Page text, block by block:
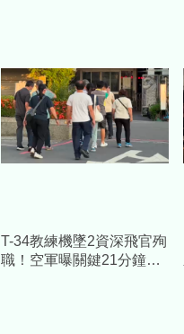
T-34教練機墜2資深飛官殉
職！空軍曝關鍵21分鐘